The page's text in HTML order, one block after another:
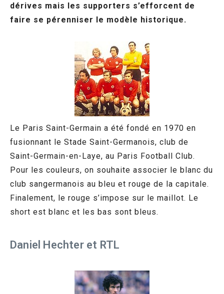
dérives mais les supporters s’efforcent de
faire se pérenniser le modèle historique.
Le Paris Saint-Germain a été fondé en 1970 en
fusionnant le Stade Saint-Germanois, club de
Saint-Germain-en-Laye, au Paris Football Club.
Pour les couleurs, on souhaite associer le blanc du
club sangermanois au bleu et rouge de la capitale.
Finalement, le rouge s’impose sur le maillot. Le
short est blanc et les bas sont bleus.
Daniel Hechter et RTL